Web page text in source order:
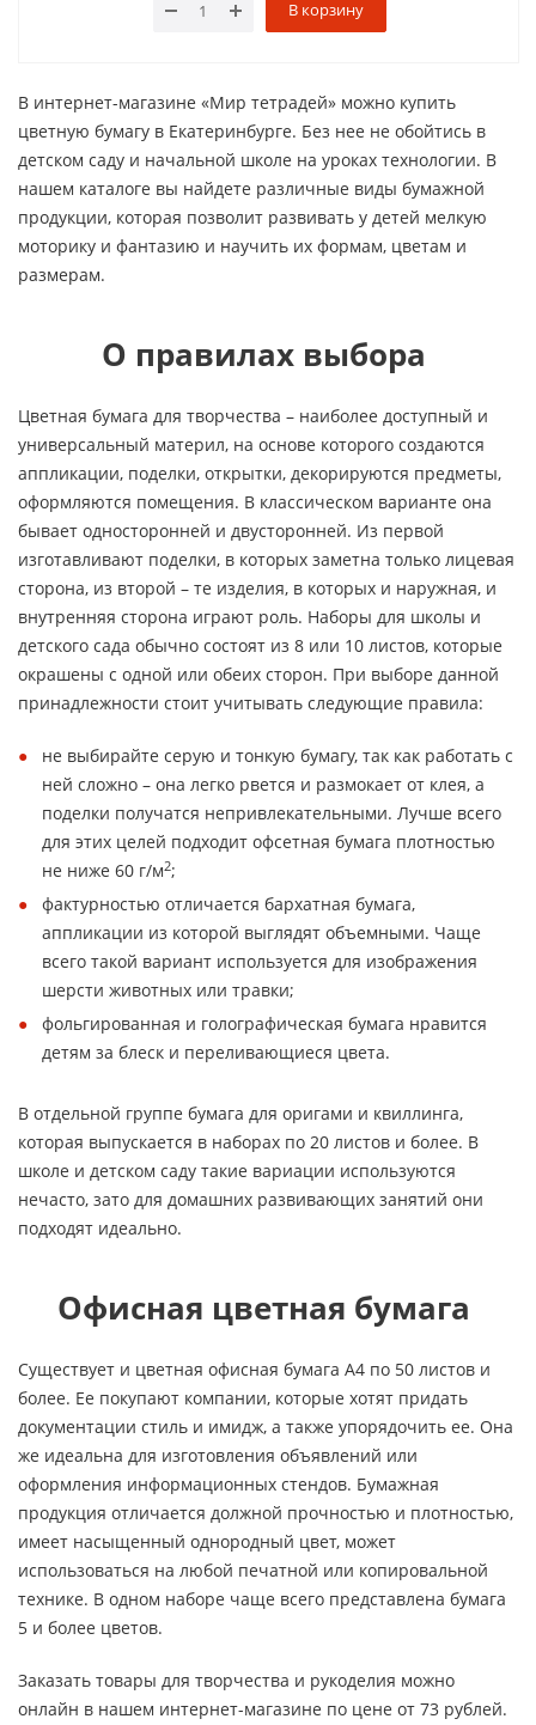
В корзину
В интернет-магазине «Мир тетрадей» можно купить
цветную бумагу в Екатеринбурге. Без нее не обойтись в
детском саду и начальной школе на уроках технологии. В
нашем каталоге вы найдете различные виды бумажной
продукции, которая позволит развивать у детей мелкую
моторику и фантазию и научить их формам, цветам и
размерам.
О правилах выбора
Цветная бумага для творчества – наиболее доступный и
универсальный материл, на основе которого создаются
аппликации, поделки, открытки, декорируются предметы,
оформляются помещения. В классическом варианте она
бывает односторонней и двусторонней. Из первой
изготавливают поделки, в которых заметна только лицевая
сторона, из второй – те изделия, в которых и наружная, и
внутренняя сторона играют роль. Наборы для школы и
детского сада обычно состоят из 8 или 10 листов, которые
окрашены с одной или обеих сторон. При выборе данной
принадлежности стоит учитывать следующие правила:
не выбирайте серую и тонкую бумагу, так как работать с
ней сложно – она легко рвется и размокает от клея, а
поделки получатся непривлекательными. Лучше всего
для этих целей подходит офсетная бумага плотностью
не ниже 60 г/м2;
фактурностью отличается бархатная бумага,
аппликации из которой выглядят объемными. Чаще
всего такой вариант используется для изображения
шерсти животных или травки;
фольгированная и голографическая бумага нравится
детям за блеск и переливающиеся цвета.
В отдельной группе бумага для оригами и квиллинга,
которая выпускается в наборах по 20 листов и более. В
школе и детском саду такие вариации используются
нечасто, зато для домашних развивающих занятий они
подходят идеально.
Офисная цветная бумага
Существует и цветная офисная бумага А4 по 50 листов и
более. Ее покупают компании, которые хотят придать
документации стиль и имидж, а также упорядочить ее. Она
же идеальна для изготовления объявлений или
оформления информационных стендов. Бумажная
продукция отличается должной прочностью и плотностью,
имеет насыщенный однородный цвет, может
использоваться на любой печатной или копировальной
технике. В одном наборе чаще всего представлена бумага
5 и более цветов.
Заказать товары для творчества и рукоделия можно
онлайн в нашем интернет-магазине по цене от 73 рублей.